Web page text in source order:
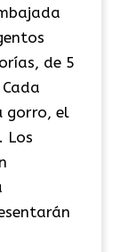
de 5
gorro, el
Los